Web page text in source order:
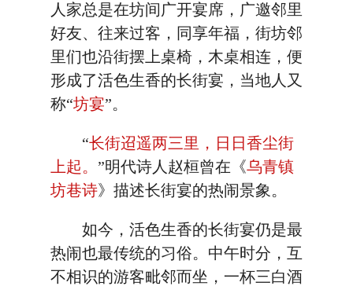
人家总是在坊间广开宴席，广邀邻里
好友、往来过客，同享年福，街坊邻
里们也沿街摆上桌椅，木桌相连，便
形成了活色生香的长街宴，当地人又
称“坊宴”。
“长街迢遥两三里，日日香尘街
上起。 ”明代诗人赵桓曾在《乌青镇
坊巷诗》描述长街宴的热闹景象。
如今，活色生香的长街宴仍是最
热闹也最传统的习俗。中午时分，互
不相识的游客毗邻而坐，一杯三白酒